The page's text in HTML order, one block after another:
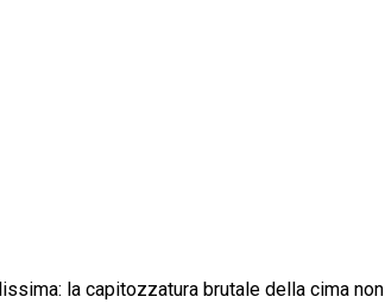
la capitozzatura brutale della cima